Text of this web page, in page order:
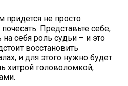
придется не просто
Представьте себе,
себя роль судьи – и это
восстановить
и для этого нужно будет
хитрой головоломкой,